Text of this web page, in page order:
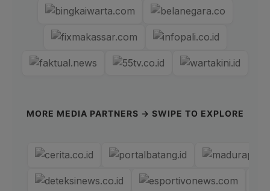
MORE MEDIA PARTNERS → SWIPE TO EXPLORE